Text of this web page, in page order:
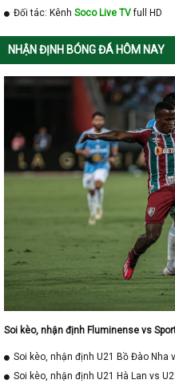
Đối tác: Kênh Soco Live TVfull HD
NHẬN ĐỊNH BÓNG ĐÁ HÔM NAY
Soi kèo, nhận định Fluminense vs
Soi kèo, nhận định U21 Bồ Đào
Soi kèo, nhận định U21 Hà Lan vs